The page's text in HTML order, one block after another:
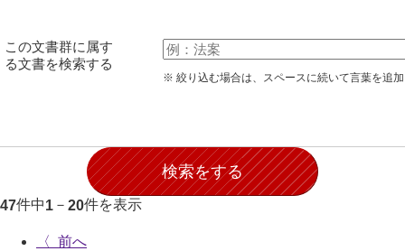
32部寄
33山林
この文書群に属す
る文書を検索する
※ 絞り込む場合は、スペースに続いて言葉を追
47件中1 － 20件を表示
〈